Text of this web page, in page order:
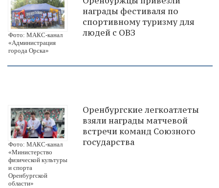
Фото: МАКС-канал
«Администрация
города Орска»
награды фестиваля по
спортивному туризму для
людей с ОВЗ
Фото: МАКС-канал
«Министерство
физической культуры
и спорта
Оренбургской
области»
Оренбургские легкоатлеты
взяли награды матчевой
встречи команд Союзного
государства